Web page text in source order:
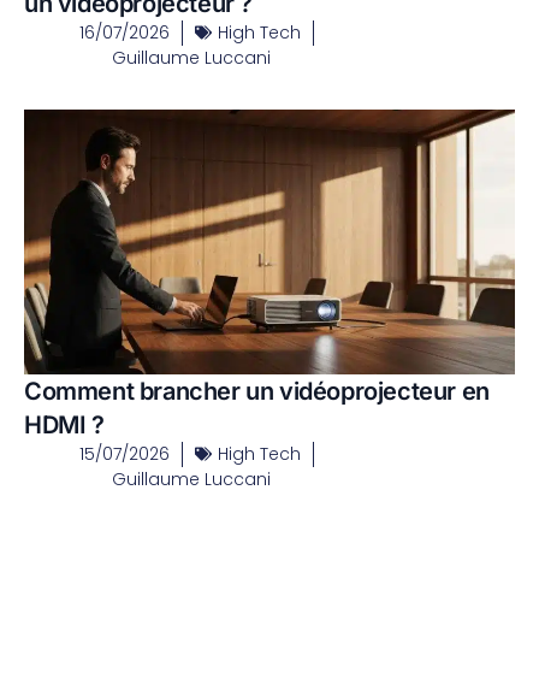
16/07/2026
High Tech
Guillaume Luccani
Comment brancher un vidéoprojecteur en
HDMI ?
15/07/2026
High Tech
Guillaume Luccani